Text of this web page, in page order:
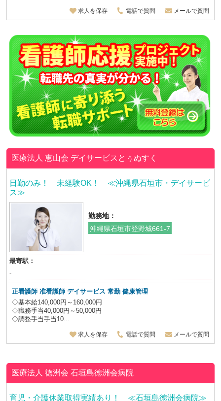
求人を保存 電話で質問 メールで質問
医療法人 恵山会 デイサービスとぅぬすく
日勤のみ！ 未経験OK！ ≪沖縄県石垣市・デイサービ
ス≫
勤務地：
沖縄県石垣市登野城661-7
最寄駅：
-
正看護師 准看護師デイサービス 常勤 健康管理
◇基本給140,000円～160,000円
◇職務手当40,000円～50,000円
◇調整手当手当10...
求人を保存 電話で質問 メールで質問
医療法人 徳洲会石垣島徳洲会病院
育児・介護休業取得実績あり！ ≪石垣島徳洲会病院≫